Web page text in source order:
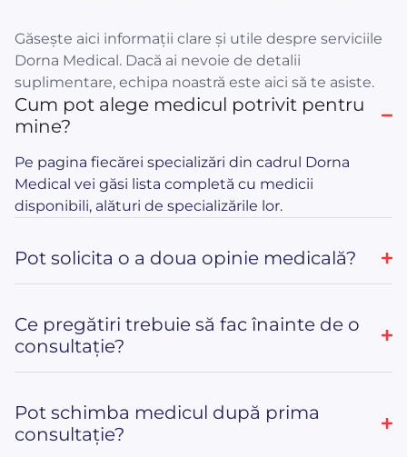
Găsește aici informații clare și utile despre serviciile
Dorna Medical. Dacă ai nevoie de detalii
suplimentare, echipa noastră este aici să te asiste.
Cum pot alege medicul potrivit pentru
mine?
Pe pagina fiecărei specializări din cadrul Dorna
Medical vei găsi lista completă cu medicii
disponibili, alături de specializările lor.
Pot solicita o a doua opinie medicală?
Ce pregătiri trebuie să fac înainte de o
consultație?
Pot schimba medicul după prima
consultație?